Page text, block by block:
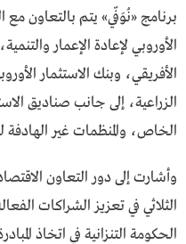
برنامج «نُوَفّي» يتم بالتعاون
الأوروبي لإعادة الإعمار
الأفريقي، وبنك الاستثمار
الزراعية، إلى جانب صناديق
الخاص، والمنظمات غير الهادفة
وأشارت إلى دور التعاون
الثلاثي في تعزيز الشراكات
الحكومة التنزانية في اتخاذ